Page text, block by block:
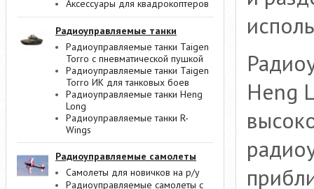
Аксессуары для квадрокоптеров
Радиоуправляемые танки
Радиоуправляемые танки Taigen
Torro с пневматической пушкой
Радиоуправляемые танки Taigen
Torro ИК для танковых боев
Радиоуправляемые танки Heng
Long
Радиоуправляемые танки R-
Wings
Радиоуправляемые самолеты
Самолеты для новичков на р/у
Радиоуправляемые самолеты с
Heng